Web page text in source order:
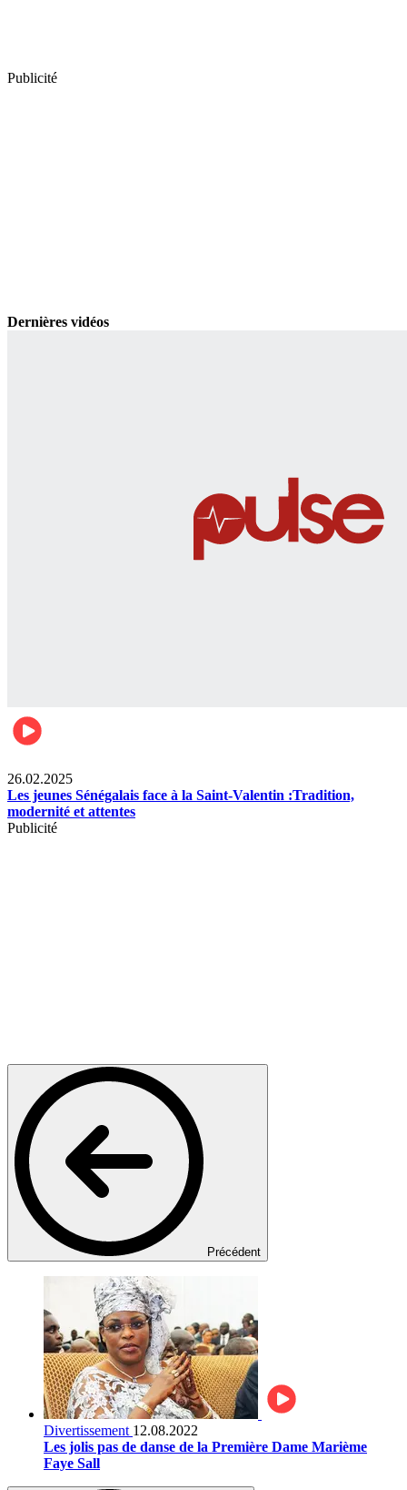
Publicité
Dernières vidéos
26.02.2025
Les jeunes Sénégalais face à la Saint-Valentin :Tradition,
modernité et attentes
Publicité
Précédent
Divertissement 12.08.2022
Les jolis pas de danse de la Première Dame Marième
Faye Sall